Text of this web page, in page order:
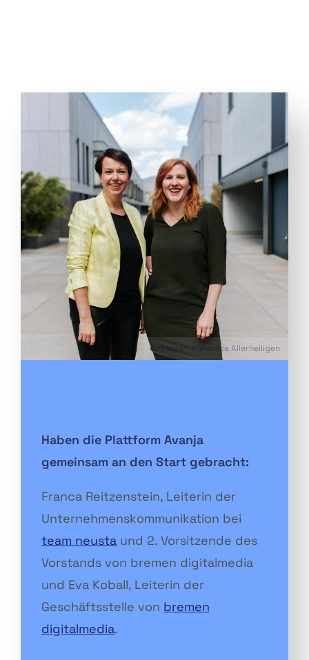
Fotografin: Shanice Allerheiligen
Haben die Plattform Avanja
gemeinsam an den Start gebracht:
Franca Reitzenstein, Leiterin der
Unternehmenskommunikation bei
team neusta und 2. Vorsitzende des
Vorstands von bremen digitalmedia
und Eva Koball, Leiterin der
Geschäftsstelle von bremen
digitalmedia.